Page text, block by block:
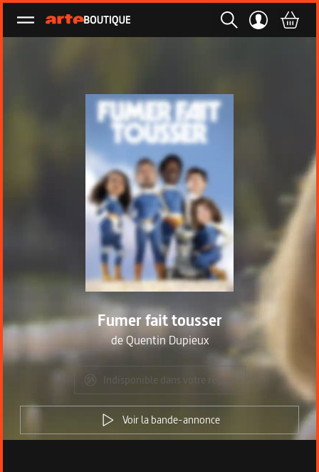
Ouvrir le menu
Fumer fait tousser
deQuentin Dupieux
Indisponible dans votre région
Voir la bande-annonce